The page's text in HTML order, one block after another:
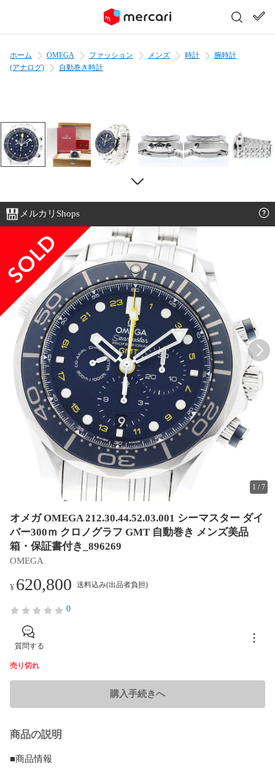
ホーム OMEGA ファッション メンズ 時計
腕時計
(アナログ)
自動巻き時計
メルカリShops
1 /7
オメガ OMEGA 212.30.44.52.03.001 シーマスター ダイ
バー300ｍ クロノグラフ GMT 自動巻き メンズ美品
箱・保証書付き_896269
OMEGA
¥620,800 送料込み(出品者負担)
0
質問する
売り切れ
購入手続きへ
商品の説明
■商品情報